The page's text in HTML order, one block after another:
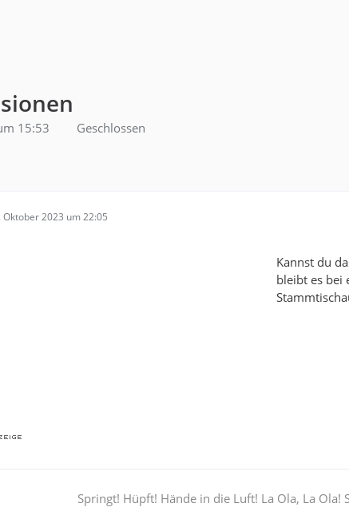
15:53 Geschlossen
Oktober 2023 um 22:05
Kannst du
bleibt es bei
Springt! Hüpft! Hände in die Luft! La Ola, La Ola!